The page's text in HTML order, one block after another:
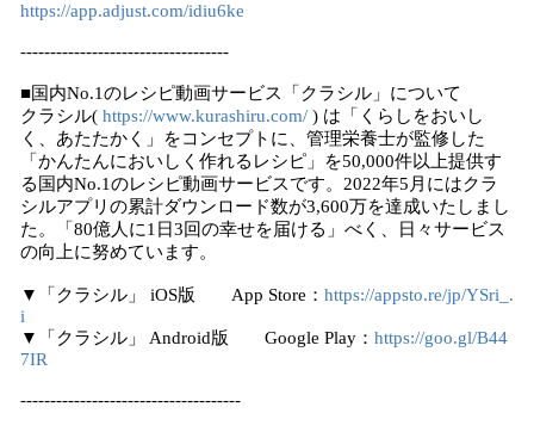
https://app.adjust.com/idiu6ke
-----------------------------------
■国内No.1のレシピ動画サービス「クラシル」について
クラシル( https://www.kurashiru.com/ ) は「くらしをおいし
く、あたたかく」をコンセプトに、管理栄養士が監修した
「かんたんにおいしく作れるレシピ」を50,000件以上提供す
る国内No.1のレシピ動画サービスです。2022年5月にはクラ
シルアプリの累計ダウンロード数が3,600万を達成いたしまし
た。「80億人に1日3回の幸せを届ける」べく、日々サービス
の向上に努めています。
▼「クラシル」 iOS版 App Store： https://appsto.re/jp/YSri_.
i
▼「クラシル」 Android版 Google Play： https://goo.gl/B44
7IR
-------------------------------------